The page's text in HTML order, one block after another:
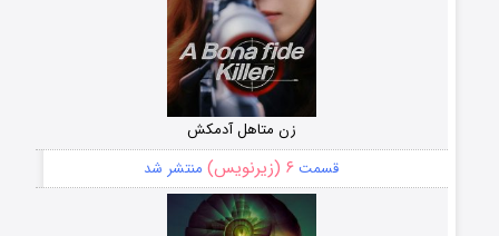
زن متاهل آدمکش
قسمت ۶ (زیرنویس) منتشر شد